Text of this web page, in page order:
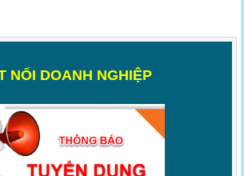
NỐI DOANH NGHIỆP